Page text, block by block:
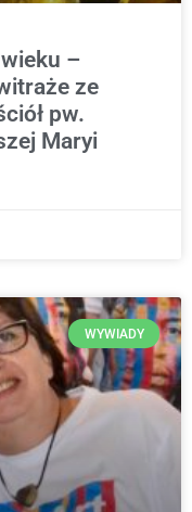
–
ze
pw.
Maryi
WYWIADY